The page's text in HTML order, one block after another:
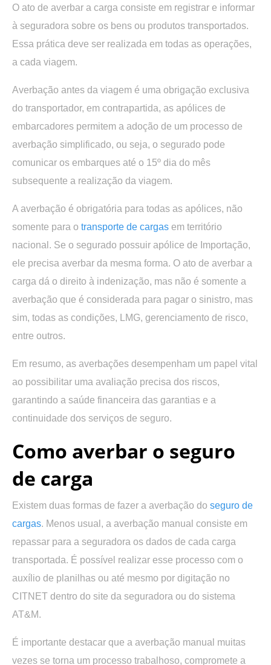
O ato de averbar a carga consiste em registrar e informar
à seguradora sobre os bens ou produtos transportados.
Essa prática deve ser realizada em todas as operações,
a cada viagem.
Averbação antes da viagem é uma obrigação exclusiva
do transportador, em contrapartida, as apólices de
embarcadores permitem a adoção de um processo de
averbação simplificado, ou seja, o segurado pode
comunicar os embarques até o 15º dia do mês
subsequente a realização da viagem.
A averbação é obrigatória para todas as apólices, não
somente para o transporte de cargas em território
nacional. Se o segurado possuir apólice de Importação,
ele precisa averbar da mesma forma. O ato de averbar a
carga dá o direito à indenização, mas não é somente a
averbação que é considerada para pagar o sinistro, mas
sim, todas as condições, LMG, gerenciamento de risco,
entre outros.
Em resumo, as averbações desempenham um papel vital
ao possibilitar uma avaliação precisa dos riscos,
garantindo a saúde financeira das garantias e a
continuidade dos serviços de seguro.
Como averbar o seguro
de carga
Existem duas formas de fazer a averbação do seguro de
cargas. Menos usual, a averbação manual consiste em
repassar para a seguradora os dados de cada carga
transportada. É possível realizar esse processo com o
auxílio de planilhas ou até mesmo por digitação no
CITNET dentro do site da seguradora ou do sistema
AT&M.
É importante destacar que a averbação manual muitas
vezes se torna um processo trabalhoso, compromete a